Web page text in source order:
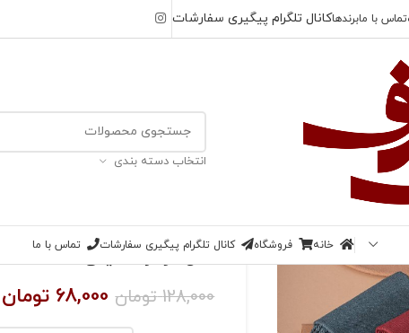
تماس با مابرندهاکانال تلگرام پیگیری سفارشات
انتخاب دسته بندی
خانه فروشگاه کانال تلگرام پیگیری سفارشات تماس با ما
شال موهر تخفیفی
128,000 تومان 68,000 تومان